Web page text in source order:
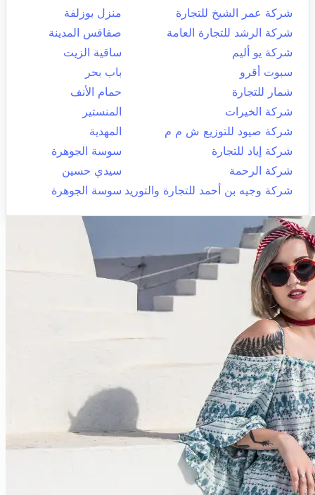
شركة عمر الشيخ للتجارة
منزل بوزلفة
شركة الرشد للتجارة العامة
صفاقس المدينة
شركة يو أليم
ساقية الزيت
سبوت أقرو
باب بحر
شمار للتجارة
حمام الأنف
شركة الخيرات
المنستير
شركة صيود للتوزيع ش م م
المهدية
شركة إياد للتجارة
سوسة الجوهرة
شركة الرحمة
سيدي حسين
شركة وجيه بن أحمد للتجارة والتوريد سوسة الجوهرة